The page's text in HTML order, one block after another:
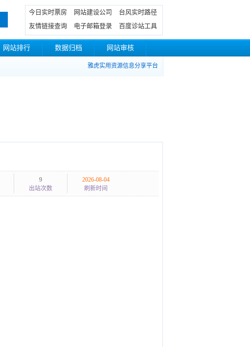
今日实时票房 网站建设公司
台风实时路径
友情链接查询
电子邮箱登录 百度诊站工具
网站排行 数据归档 网站审核
雅虎实用资源信息分享平台
9
出站次数
2026-08-04
刷新时间